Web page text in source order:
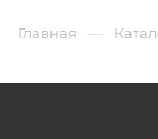
Главная —